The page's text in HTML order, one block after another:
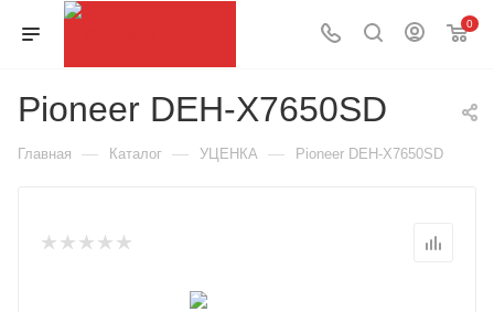
0
Pioneer DEH-X7650SD
Главная — Каталог — УЦЕНКА — Pioneer DEH-X7650SD